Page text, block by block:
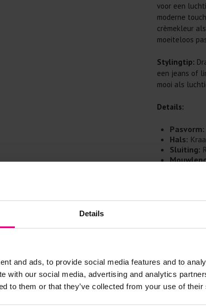
Details
and ads, to provide social media features and to
with our social media, advertising and analytics
to them or that they’ve collected from your use of
Was
buitenkant.
Wees
genoeg.
Was zo
al prima.
Doe de
artikelen
Selecteer
wasmiddel.
Was in de
Droog het
Controleer
voor een
moderne
crèmekleur
moeiteloos
Stylingtip:
een jeans of
mooi als
Details:
Pasvorm:
Hals:
Sluiting: